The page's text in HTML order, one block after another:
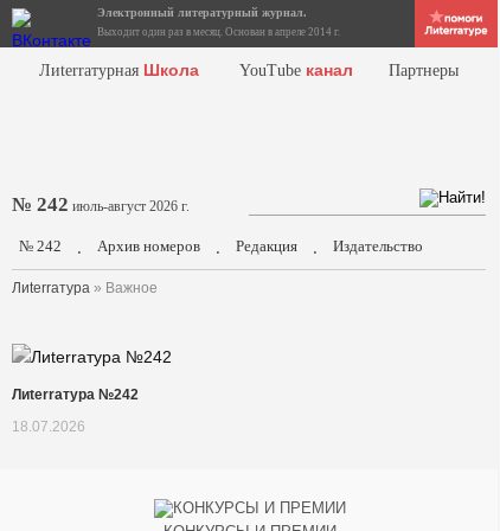
Электронный литературный журнал.
Выходит один раз в месяц. Основан в апреле 2014 г.
Лиterraтурная Школа YouTube канал Партнеры
№ 242 июль-август 2026 г.
№ 242 . Архив номеров . Редакция . Издательство
Лиterraтура » Важное
Лиterraтура №242
18.07.2026